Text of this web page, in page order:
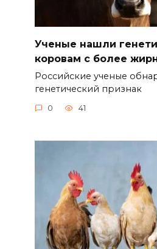
Ученые нашли
коровам с более
Российские ученые
генетический признак
0 41